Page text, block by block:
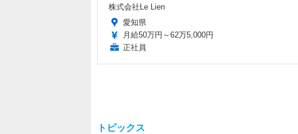
株式会社Le Lien
愛知県
月給50万円～62万5,000円
正社員
トピックス